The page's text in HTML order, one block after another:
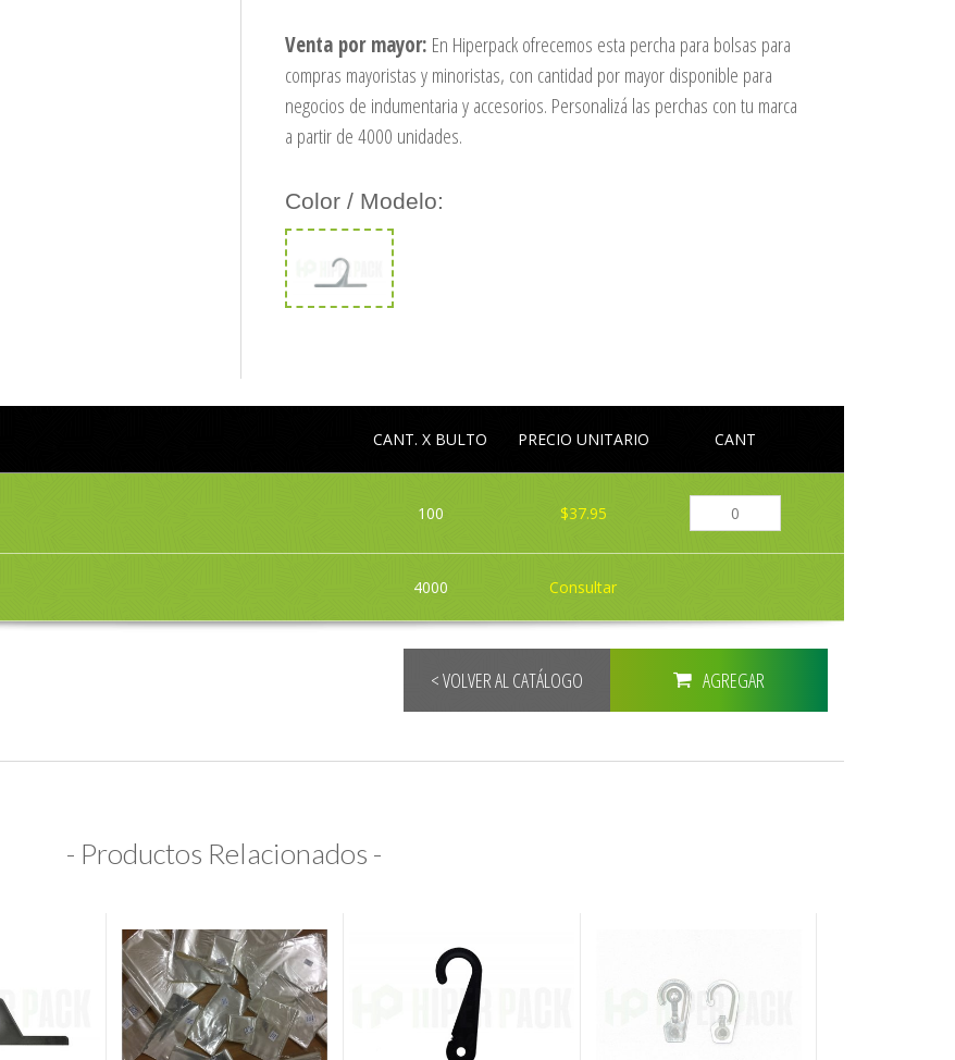
Venta por mayor: En Hiperpack ofrecemos esta percha para bolsas para
compras mayoristas y minoristas, con cantidad por mayor disponible para
negocios de indumentaria y accesorios. Personalizá las perchas con tu marca
a partir de 4000 unidades.
Color / Modelo:
CANT. X BULTO PRECIO UNITARIO CANT
100 $37.95
4000 Consultar
AGREGAR
< VOLVER AL CATÁLOGO
- Productos Relacionados -